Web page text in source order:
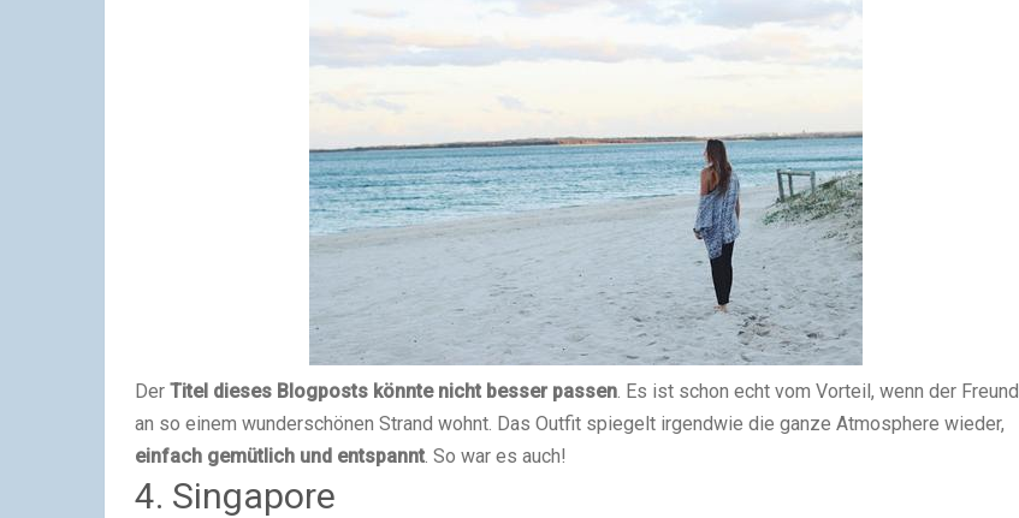
Der Titel dieses Blogposts könnte nicht besser passen. Es ist schon echt vom Vorteil, wenn der Freund
an so einem wunderschönen Strand wohnt. Das Outfit spiegelt irgendwie die ganze Atmosphere wieder,
einfach gemütlich und entspannt. So war es auch!
4. Singapore